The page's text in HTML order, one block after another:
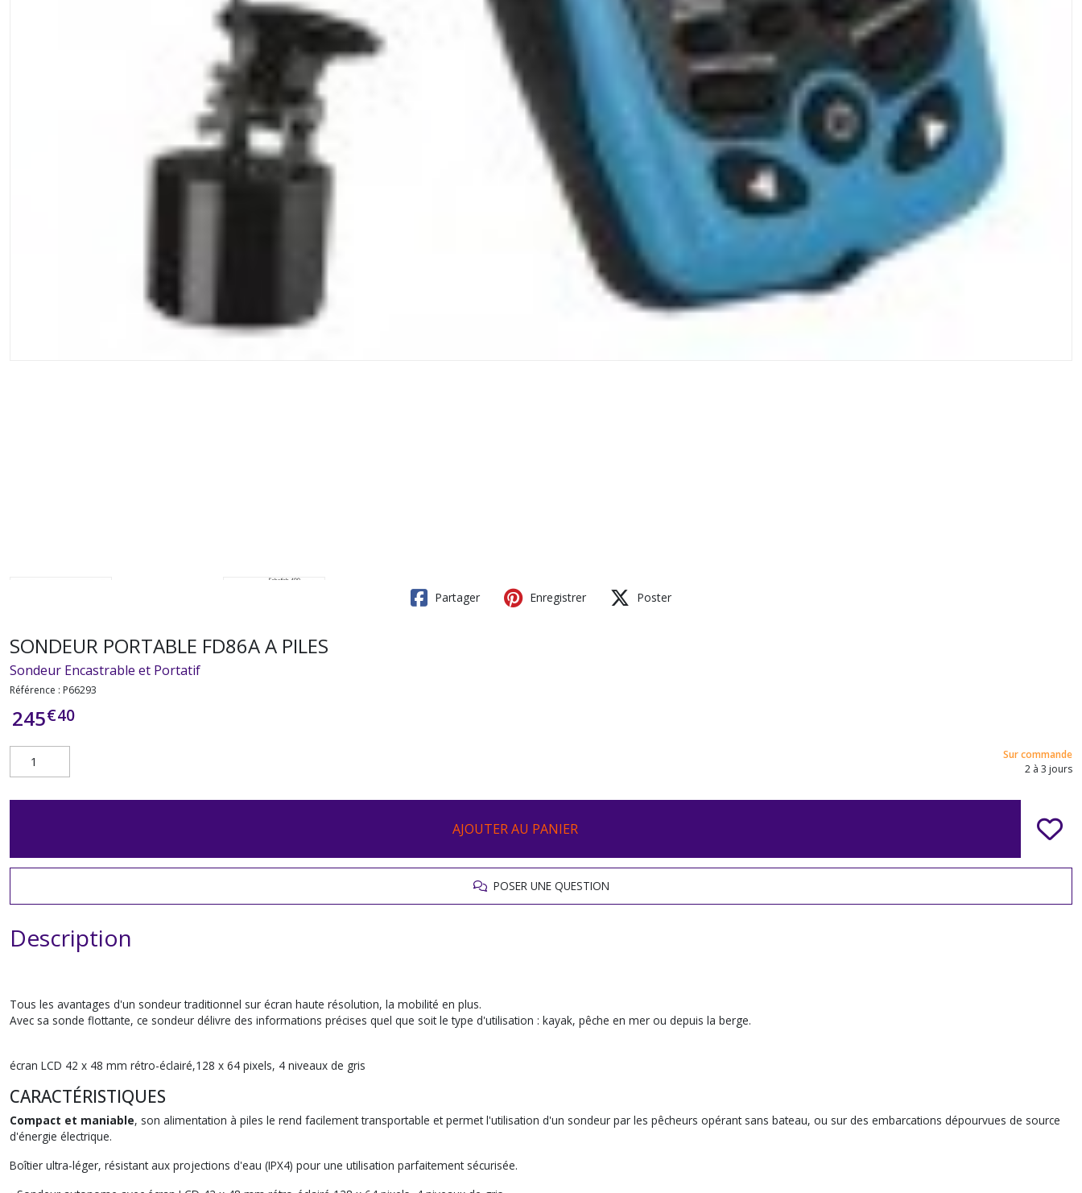
Partager Enregistrer Poster
SONDEUR PORTABLE FD86A A PILES
Sondeur Encastrable et Portatif
Référence : P66293
245€40
Sur commande
2 à 3 jours
AJOUTER AU PANIER
POSER UNE QUESTION
Description
Tous les avantages d'un sondeur traditionnel sur écran haute résolution, la mobilité en plus.
Avec sa sonde flottante, ce sondeur délivre des informations précises quel que soit le type d'utilisation : kayak, pêche en mer ou depuis la berge.
écran LCD 42 x 48 mm rétro-éclairé,128 x 64 pixels, 4 niveaux de gris
CARACTÉRISTIQUES
Compact et maniable, son alimentation à piles le rend facilement transportable et permet l'utilisation d'un sondeur par les pêcheurs opérant sans bateau, ou sur des embarcations dépourvues de source
d'énergie électrique.
Boîtier ultra-léger, résistant aux projections d'eau (IPX4) pour une utilisation parfaitement sécurisée.